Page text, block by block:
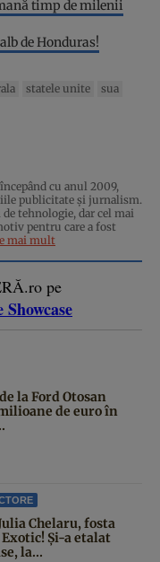
timp de milenii
de Honduras!
statele unite
sua
cu anul 2009,
publicitate și jurnalism.
tehnologie, dar cel mai
pentru care a fost
mai mult
pe
Showcase
la Ford Otosan
de euro în
Chelaru, fosta
Și-a etalat
la...